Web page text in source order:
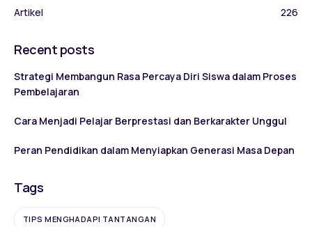
Artikel 226
Recent posts
Strategi Membangun Rasa Percaya Diri Siswa dalam Proses
Pembelajaran
Cara Menjadi Pelajar Berprestasi dan Berkarakter Unggul
Peran Pendidikan dalam Menyiapkan Generasi Masa Depan
Tags
TIPS MENGHADAPI TANTANGAN